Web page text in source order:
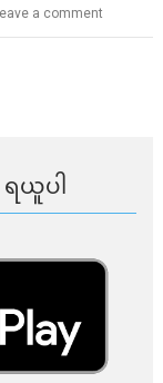
a comment
ယူပါ